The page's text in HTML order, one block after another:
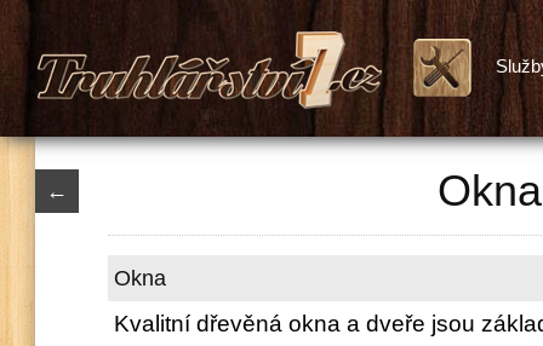
← Okna
Okna
Kvalitní dřevěná okna a dveře jsou